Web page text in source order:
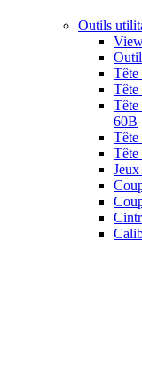
Outils
Tête
Tête
Tête
60B
Tête
Jeux